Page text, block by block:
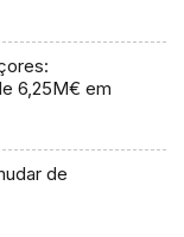
6,25M€ em
de